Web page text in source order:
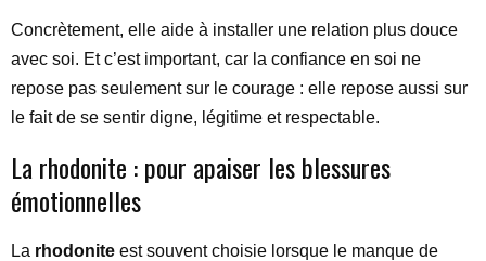
Concrètement, elle aide à installer une relation plus douce
avec soi. Et c’est important, car la confiance en soi ne
repose pas seulement sur le courage : elle repose aussi sur
le fait de se sentir digne, légitime et respectable.
La rhodonite : pour apaiser les blessures
émotionnelles
La rhodonite est souvent choisie lorsque le manque de